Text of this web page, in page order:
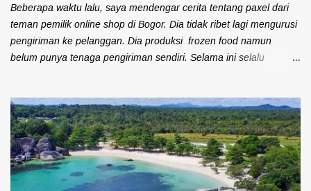
Beberapa waktu lalu, saya mendengar cerita tentang paxel dari
teman pemilik online shop di Bogor. Dia tidak ribet lagi mengurusi
pengiriman ke pelanggan. Dia produksi frozen food namun
belum punya tenaga pengiriman sendiri. Selama ini selalu
Djohari Zein, CEO Paxel Indonesia Teman saya sebenarnya lebih
suka menggunakan kurir. Pengiriman cepat sampai ke
pelanggan. Satu kurir bisa langsung bawa banyak barang untuk
dikirim. Namun kendalanya, banyak pelanggan yang keberatan
karena ongkos kirim yang mahal. Maka sebagian besar